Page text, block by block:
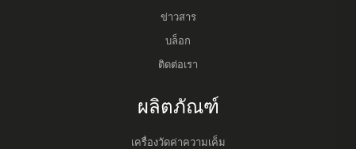
ข่าวสาร
บล็อก
ติดต่อเรา
ผลิตภัณฑ์
เครื่องวัดค่าความเค็ม